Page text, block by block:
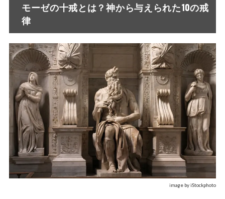
モーゼの十戒とは？神から与えられた10の戒
律
image by iStockphoto